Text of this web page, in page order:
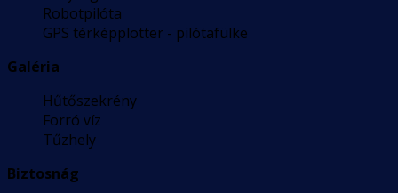
Robotpilóta
GPS térképplotter - pilótafülke
Galéria
Hűtőszekrény
Forró víz
Tűzhely
Biztosnág